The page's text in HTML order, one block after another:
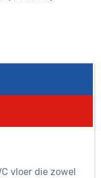
vloer die zowel